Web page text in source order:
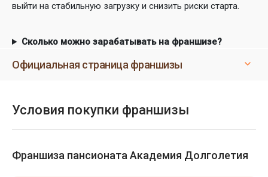
выйти на стабильную загрузку и снизить риски старта.
Сколько можно зарабатывать на франшизе?
Официальная страница франшизы
Условия покупки франшизы
Франшиза пансионата Академия Долголетия